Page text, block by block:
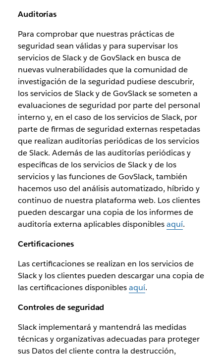
Auditorías
Para comprobar que nuestras prácticas de
seguridad sean válidas y para supervisar los
servicios de Slack y de GovSlack en busca de
nuevas vulnerabilidades que la comunidad de
investigación de la seguridad pudiese descubrir,
los servicios de Slack y de GovSlack se someten a
evaluaciones de seguridad por parte del personal
interno y, en el caso de los servicios de Slack, por
parte de firmas de seguridad externas respetadas
que realizan auditorías periódicas de los servicios
de Slack. Además de las auditorías periódicas y
específicas de los servicios de Slack y de los
servicios y las funciones de GovSlack, también
hacemos uso del análisis automatizado, híbrido y
continuo de nuestra plataforma web. Los clientes
pueden descargar una copia de los informes de
auditoría externa aplicables disponiblesaquí.
Certificaciones
Las certificaciones se realizan en los servicios de
Slack y los clientes pueden descargar una copia de
las certificaciones disponiblesaquí.
Controles de seguridad
Slack implementará y mantendrá las medidas
técnicas y organizativas adecuadas para proteger
sus Datos del cliente contra la destrucción,